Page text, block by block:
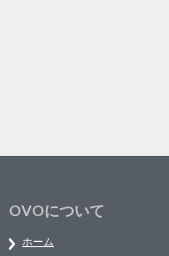
OVOについて
ホーム